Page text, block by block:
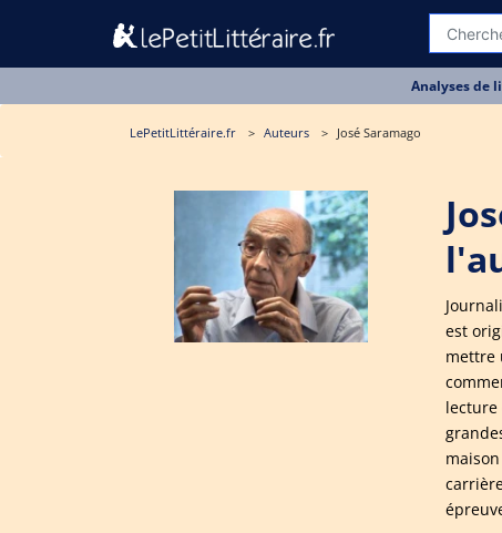
Analyses de
LePetitLittéraire.fr Auteurs José Saramago
est
mettre
lecture